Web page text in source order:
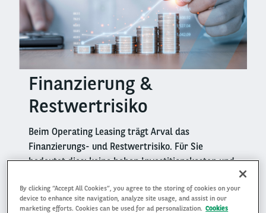
Right
columnFinanzierung &
Restwertrisiko
Beim Operating Leasing trägt Arval das
Finanzierungs- und Restwertrisiko. Für Sie
bedeutet dies: keine hohen Investitionskosten und
Vertragslaufzeit trägt Arval das Restwertrisiko.
Das bedeutet, dass wir die Verwertung des
By clicking “Accept All Cookies”, you agree to the storing of cookies on your
device to enhance site navigation, analyze site usage, and assist in our
marketing efforts. Cookies can be used for ad personalization. Cookies